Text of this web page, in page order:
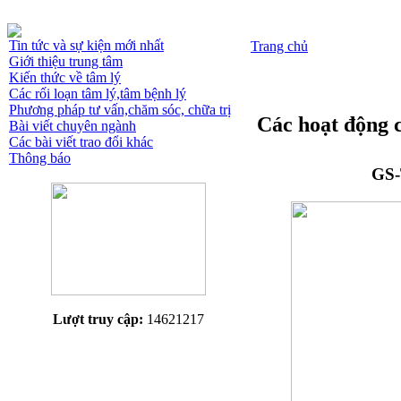
Tin tức và sự kiện mới nhất
Giới thiệu trung tâm
Kiến thức về tâm lý
Các rối loạn tâm lý,tâm bệnh lý
Phương pháp tư vấn,chăm sóc, chữa trị
Bài viết chuyên ngành
Các bài viết trao đổi khác
Thông báo
Lượt truy cập: 14621217
Trang chủ
Các hoạt động